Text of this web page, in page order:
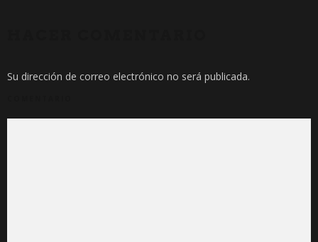
Su dirección de correo electrónico no será publicada.